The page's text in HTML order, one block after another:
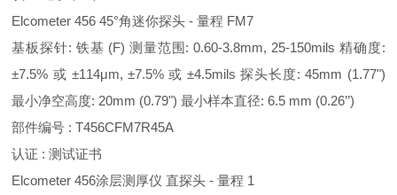
Elcometer 456 45°角迷你探头 - 量程 FM7
基板探针: 铁基 (F) 测量范围: 0.60-3.8mm, 25-150mils 精确度:
±7.5% 或 ±114μm, ±7.5% 或 ±4.5mils 探头长度: 45mm (1.77")
最小净空高度: 20mm (0.79") 最小样本直径: 6.5 mm (0.26’’)
部件编号 : T456CFM7R45A
认证 : 测试证书
Elcometer 456涂层测厚仪 直探头 - 量程 1